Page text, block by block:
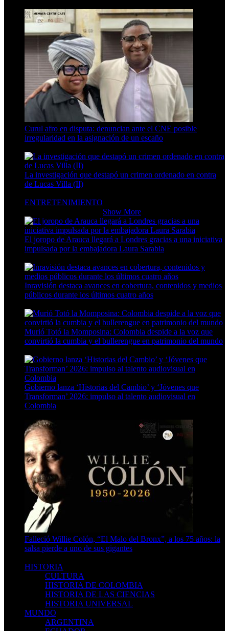
Curul afro en disputa: denuncian ante el CNE posible
irregularidad en la asignación de un escaño
La investigación que destapó un crimen ordenado en contra
de Lucas Villa (II)
ENTRETENIMIENTO
Show More
El joropo de Arauca llegará a Londres gracias a una iniciativa
impulsada por la embajadora Laura Sarabia
Inravisión destaca avances en cobertura, contenidos y medios
públicos durante los últimos cuatro años
Murió Totó la Momposina: Colombia despide a la voz que
convirtió la cumbia y el bullerengue en patrimonio del mundo
Gobierno lanza ‘Historias del Cambio’ y ‘Jóvenes que
Transforman’ 2026: impulso al talento audiovisual en
Colombia
Falleció Willie Colón, “El Malo del Bronx”, a los 75 años: la
salsa pierde a uno de sus gigantes
HISTORIA
CULTURA
HISTORIA DE COLOMBIA
HISTORIA DE LAS CIENCIAS
HISTORIA UNIVERSAL
MUNDO
ARGENTINA